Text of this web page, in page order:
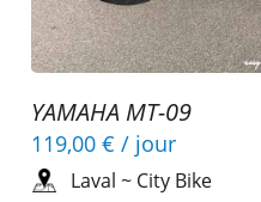
YAMAHA MT-09
119,00 € / jour
Laval ~ City Bike